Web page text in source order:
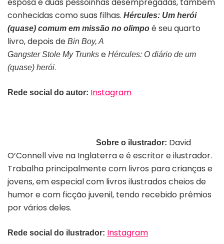
conhecidas como suas filhas. Hércules: Um herói
(quase) comum em missão no olimpo é seu quarto
livro, depois de Bin Boy, A
Gangster Stole My Trunks e Hércules: O diário de um
(quase) herói.
Rede social do autor: Instagram
Sobre o ilustrador: David
O’Connell vive na Inglaterra e é escritor e ilustrador.
Trabalha principalmente com livros para crianças e
jovens, em especial com livros ilustrados cheios de
humor e com ficção juvenil, tendo recebido prêmios
por vários deles.
Rede social do ilustrador: Instagram